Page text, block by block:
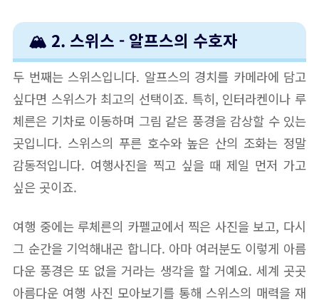
🏔️ 2. 스위스 - 알프스의 수호자
두 번째는 스위스입니다. 알프스의 경치를 카메라에 담고
싶다면 스위스가 최고의 선택이죠. 특히, 인터라켄이나 루
체른은 기차로 이동하며 그림 같은 풍경을 감상할 수 있는
곳입니다. 스위스의 푸른 호수와 높은 산의 조화는 정말
감동적입니다. 여행사진을 찍고 싶을 때 제일 먼저 가고
싶은 곳이죠.
여행 중에는 루체른의 카펠교에서 찍은 사진을 보고, 다시
그 순간을 기억해내곤 합니다. 아마 여러분도 이렇게 아름
다운 풍경은 또 없을 거라는 생각을 할 거예요. 세계 곳곳
아름다운 여행 사진 모아보기를 통해 스위스의 매력을 재